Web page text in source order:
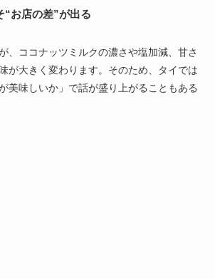
“お店の差”が出る
、ココナッツミルクの濃さや塩加減、甘さ
が大きく変わります。そのため、タイでは
美味しいか」で話が盛り上がることもある